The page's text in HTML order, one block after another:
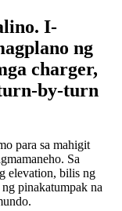
I-
ng
charger,
by-turn
para sa mahigit
Sa
elevation, bilis ng
pinakatumpak na